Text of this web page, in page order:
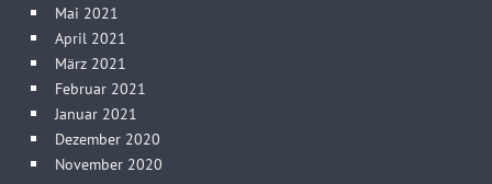
Mai 2021
April 2021
März 2021
Februar 2021
Januar 2021
Dezember 2020
November 2020